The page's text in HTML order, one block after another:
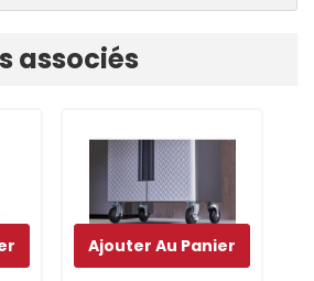
associés
Ajouter Au Panier